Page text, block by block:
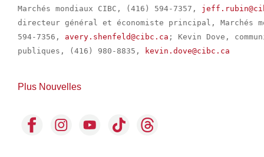
Marchés mondiaux CIBC, (416) 594-7357,
directeur général et économiste principal, Marchés
594-7356, avery.shenfeld@cibc.ca ; Kevin Dove,
publiques, (416) 980-8835,
kevin.dove@cibc.ca
Plus Nouvelles